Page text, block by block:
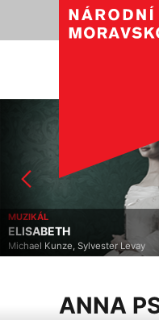
MUZIKÁL
ELISABETH
Michael Kunze, Sylvester Levay
ANNA